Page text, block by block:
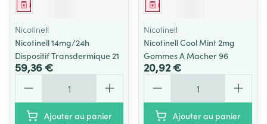
Médicament
Nicotinell
Nicotinell 14mg/24h
Dispositif Transdermique 21
59,36 €
Ajouter au panier
Médicament
Nicotinell
Nicotinell Cool Mint 2mg
Gommes A Macher 96
20,92 €
Ajouter au panier